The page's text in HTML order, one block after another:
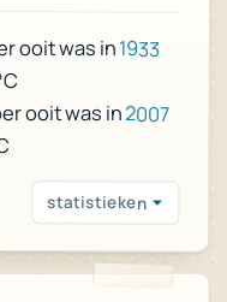
ooit was in1933
ooit was in2007
statistieken